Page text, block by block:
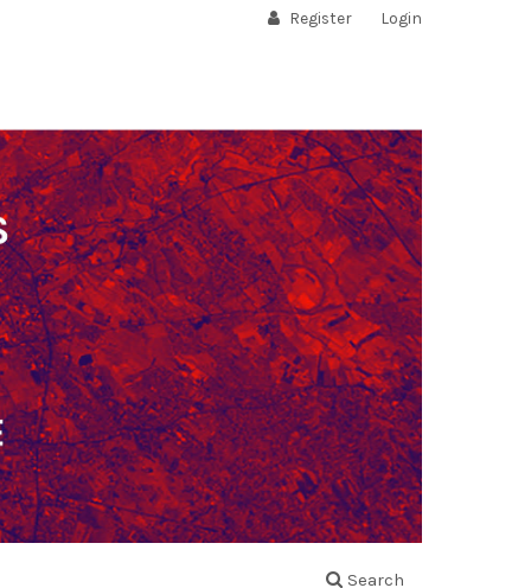
Search
Register Login